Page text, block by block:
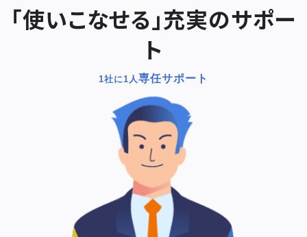
「使いこなせる」充実のサポー
ト
1社に1人専任サポート